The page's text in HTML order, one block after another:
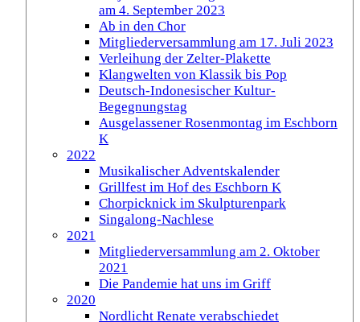
am 4. September 2023
Ab in den Chor
Mitgliederversammlung am 17. Juli 2023
Verleihung der Zelter-Plakette
Klangwelten von Klassik bis Pop
Deutsch-Indonesischer Kultur-
Begegnungstag
Ausgelassener Rosenmontag im Eschborn
K
2022
Musikalischer Adventskalender
Grillfest im Hof des Eschborn K
Chorpicknick im Skulpturenpark
Singalong-Nachlese
2021
Mitgliederversammlung am 2. Oktober
2021
Die Pandemie hat uns im Griff
2020
Nordlicht Renate verabschiedet